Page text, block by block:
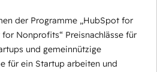
der Programme „HubSpot for
Nonprofits“ Preisnachlässe für
und gemeinnützige
für ein Startup arbeiten und